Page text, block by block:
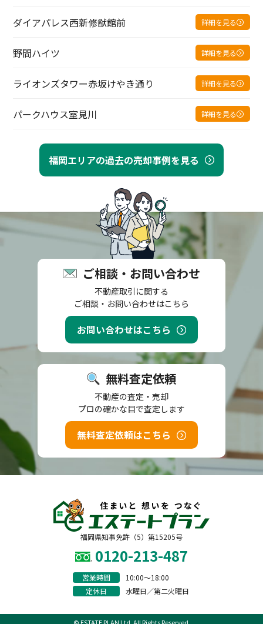
福岡エリアの過去の売却事例を見る
ダイアパレス西新修猷館前 詳細を見る
野間ハイツ 詳細を見る
ライオンズタワー赤坂けやき通り 詳細を見る
パークハウス室見川 詳細を見る
ご相談・お問い合わせ
不動産取引に関する
ご相談・お問い合わせはこちら
お問い合わせはこちら
無料査定依頼
不動産の査定・売却
プロの確かな目で査定します
無料査定依頼はこちら
福岡県知事免許（5）第15205号
0120-213-487
営業時間
10:00〜18:00
定休日
水曜日／第二火曜日